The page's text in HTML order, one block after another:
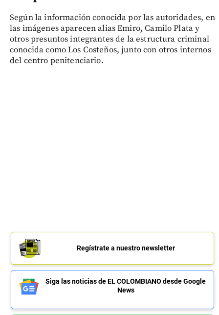
Según la información conocida por las autoridades, en
las imágenes aparecen alias Emiro, Camilo Plata y
otros presuntos integrantes de la estructura criminal
conocida como Los Costeños, junto con otros internos
del centro penitenciario.
Regístrate a nuestro newsletter
Siga las noticias de EL COLOMBIANO desde Google
News